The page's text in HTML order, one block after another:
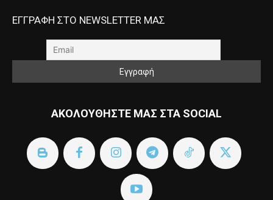
ΕΓΓΡΑΦΗ ΣΤΟ NEWSLETTER ΜΑΣ
ΑΚΟΛΟΥΘΗΣΤΕ ΜΑΣ ΣΤΑ SOCIAL